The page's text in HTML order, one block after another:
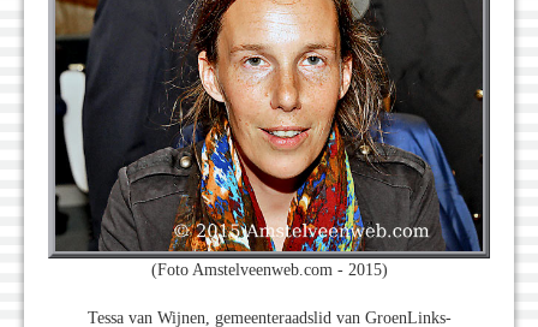
(Foto Amstelveenweb.com - 2015)
Tessa van Wijnen, gemeenteraadslid van GroenLinks-